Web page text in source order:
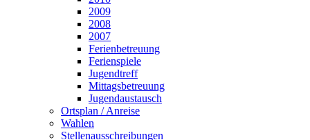
2009
2008
2007
Ferienbetreuung
Ferienspiele
Jugendtreff
Mittagsbetreuung
Jugendaustausch
Ortsplan / Anreise
Wahlen
Stellenausschreibungen